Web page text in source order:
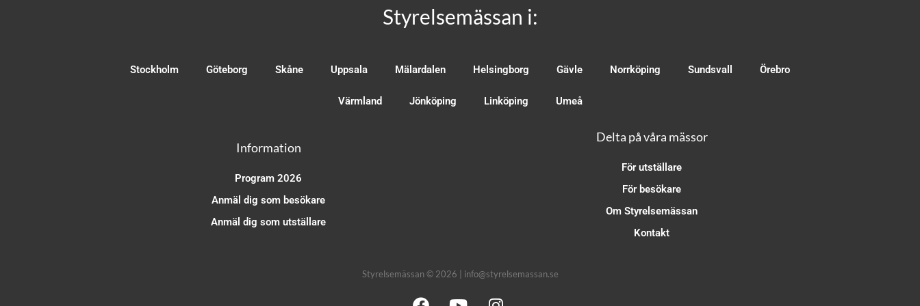
Styrelsemässan i:
Stockholm Göteborg Skåne Uppsala Mälardalen Helsingborg Gävle Norrköping Sundsvall Örebro
Värmland Jönköping Linköping Umeå
Information
Program 2026
Anmäl dig som besökare
Anmäl dig som utställare
Delta på våra mässor
För utställare
För besökare
Om Styrelsemässan
Kontakt
Styrelsemässan © 2026 | info@styrelsemassan.se